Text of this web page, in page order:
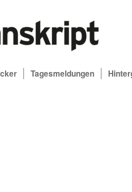
Tagesmeldungen